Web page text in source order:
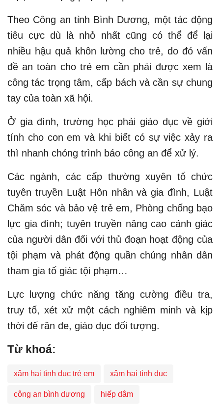
Theo Công an tỉnh Bình Dương, một tác động
tiêu cực dù là nhỏ nhất cũng có thể để lại
nhiều hậu quả khôn lường cho trẻ, do đó vấn
đề an toàn cho trẻ em cần phải được xem là
công tác trọng tâm, cấp bách và cần sự chung
tay của toàn xã hội.
Ở gia đình, trường học phải giáo dục về giới
tính cho con em và khi biết có sự việc xảy ra
thì nhanh chóng trình báo công an để xử lý.
Các ngành, các cấp thường xuyên tổ chức
tuyên truyền Luật Hôn nhân và gia đình, Luật
Chăm sóc và bảo vệ trẻ em, Phòng chống bạo
lực gia đình; tuyên truyền nâng cao cảnh giác
của người dân đối với thủ đoạn hoạt động của
tội phạm và phát động quần chúng nhân dân
tham gia tố giác tội phạm…
Lực lượng chức năng tăng cường điều tra,
truy tố, xét xử một cách nghiêm minh và kịp
thời để răn đe, giáo dục đối tượng.​
Từ khoá:
xâm hại tình dục trẻ em xâm hại tình dục
công an bình dương hiếp dâm